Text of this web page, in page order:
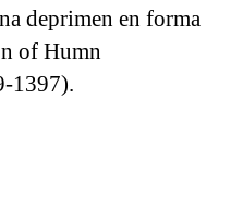
deprimen en forma
of Humn
1397).